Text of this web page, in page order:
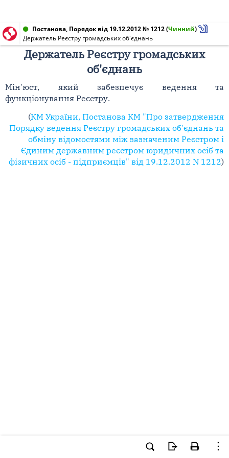
Постанова, Порядок від 19.12.2012 № 1212(Чинний)
Держатель Реєстру громадських об'єднань